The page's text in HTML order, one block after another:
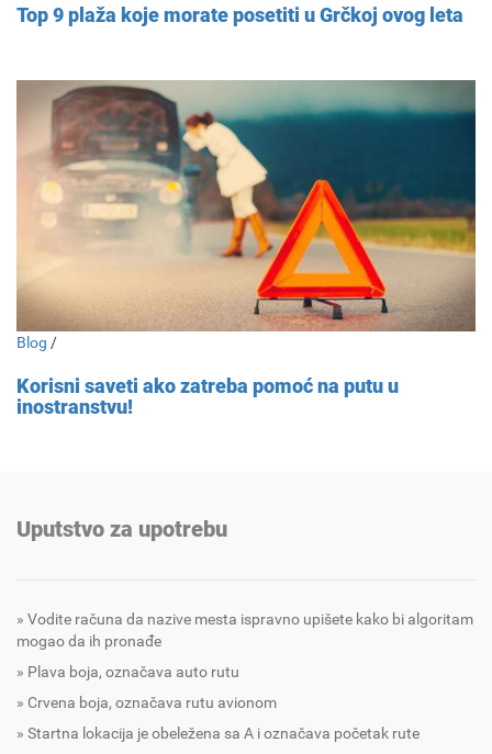
Top 9 plaža koje morate posetiti u Grčkoj ovog leta
Blog /
Korisni saveti ako zatreba pomoć na putu u
inostranstvu!
Uputstvo za upotrebu
Vodite računa da nazive mesta ispravno upišete kako bi algoritam
mogao da ih pronađe
Plava boja, označava auto rutu
Crvena boja, označava rutu avionom
Startna lokacija je obeležena sa A i označava početak rute